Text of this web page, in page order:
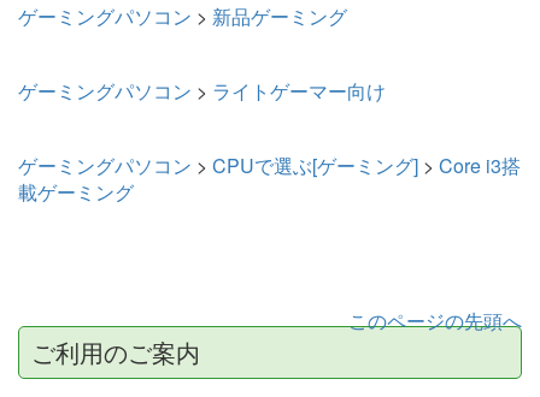
ゲーミングパソコン > 新品ゲーミング
ゲーミングパソコン > ライトゲーマー向け
ゲーミングパソコン > CPUで選ぶ[ゲーミング] > Core i3搭
載ゲーミング
このページの先頭へ
ご利用のご案内